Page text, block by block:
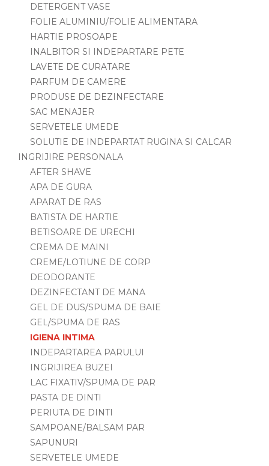
DETERGENT VASE
FOLIE ALUMINIU/FOLIE ALIMENTARA
HARTIE PROSOAPE
INALBITOR SI INDEPARTARE PETE
LAVETE DE CURATARE
PARFUM DE CAMERE
PRODUSE DE DEZINFECTARE
SAC MENAJER
SERVETELE UMEDE
SOLUTIE DE INDEPARTAT RUGINA SI CALCAR
INGRIJIRE PERSONALA
AFTER SHAVE
APA DE GURA
APARAT DE RAS
BATISTA DE HARTIE
BETISOARE DE URECHI
CREMA DE MAINI
CREME/LOTIUNE DE CORP
DEODORANTE
DEZINFECTANT DE MANA
GEL DE DUS/SPUMA DE BAIE
GEL/SPUMA DE RAS
IGIENA INTIMA
INDEPARTAREA PARULUI
INGRIJIREA BUZEI
LAC FIXATIV/SPUMA DE PAR
PASTA DE DINTI
PERIUTA DE DINTI
SAMPOANE/BALSAM PAR
SAPUNURI
SERVETELE UMEDE